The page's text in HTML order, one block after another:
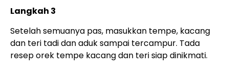
Langkah 3
Setelah semuanya pas, masukkan tempe, kacang
dan teri tadi dan aduk sampai tercampur. Tada
resep orek tempe kacang dan teri siap dinikmati.